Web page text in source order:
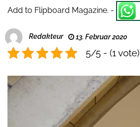
Add to Flipboard Magazine. -
Redakteur 13. Februar 2020
5/5 - (1 vote)